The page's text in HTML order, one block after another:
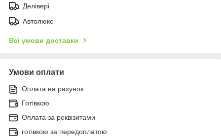
Делівері
Автолюкс
Всі умови доставки
Умови оплати
Оплата на рахунок
Готівкою
Оплата за реквізитами
готівкою за передоплатою